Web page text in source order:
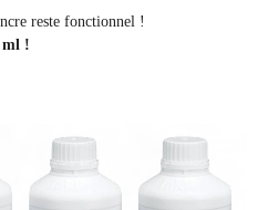
reste fonctionnel !
ml !